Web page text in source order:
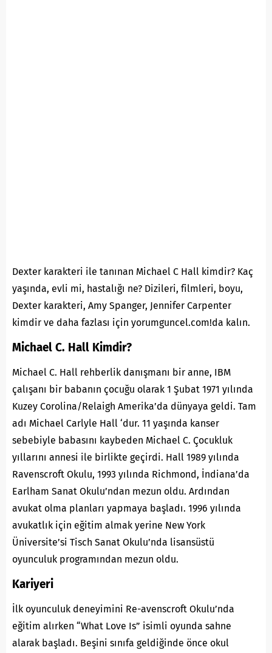
Dexter karakteri ile tanınan Michael C Hall kimdir? Kaç
yaşında, evli mi, hastalığı ne? Dizileri, filmleri, boyu,
Dexter karakteri, Amy Spanger, Jennifer Carpenter
kimdir ve daha fazlası için yorumguncel.com!da kalın.
Michael C. Hall Kimdir?
Michael C. Hall rehberlik danışmanı bir anne, IBM
çalışanı bir babanın çocuğu olarak 1 Şubat 1971 yılında
Kuzey Corolina/Relaigh Amerika’da dünyaya geldi. Tam
adı Michael Carlyle Hall ‘dur. 11 yaşında kanser
sebebiyle babasını kaybeden Michael C. Çocukluk
yıllarını annesi ile birlikte geçirdi. Hall 1989 yılında
Ravenscroft Okulu, 1993 yılında Richmond, İndiana’da
Earlham Sanat Okulu’ndan mezun oldu. Ardından
avukat olma planları yapmaya başladı. 1996 yılında
avukatlık için eğitim almak yerine New York
Üniversite’si Tisch Sanat Okulu’nda lisansüstü
oyunculuk programından mezun oldu.
Kariyeri
İlk oyunculuk deneyimini Re-avenscroft Okulu’nda
eğitim alırken “What Love Is” isimli oyunda sahne
alarak başladı. Beşini sınıfa geldiğinde önce okul